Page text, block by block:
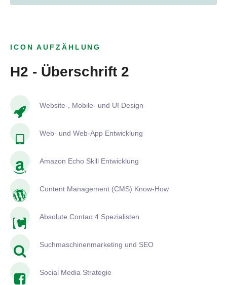
ICON AUFZÄHLUNG
H2 - Überschrift 2
Website-, Mobile- und UI Design
Web- und Web-App Entwicklung
Amazon Echo Skill Entwicklung
Content Management (CMS) Know-How
Absolute Contao 4 Spezialisten
Suchmaschinenmarketing und SEO
Social Media Strategie